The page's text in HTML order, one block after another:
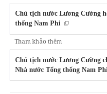
Chủ tịch nước Lương Cường
thống Nam Phi
Tham khảo thêm
Chủ tịch nước Lương Cường
Nhà nước Tổng thống Nam Phi